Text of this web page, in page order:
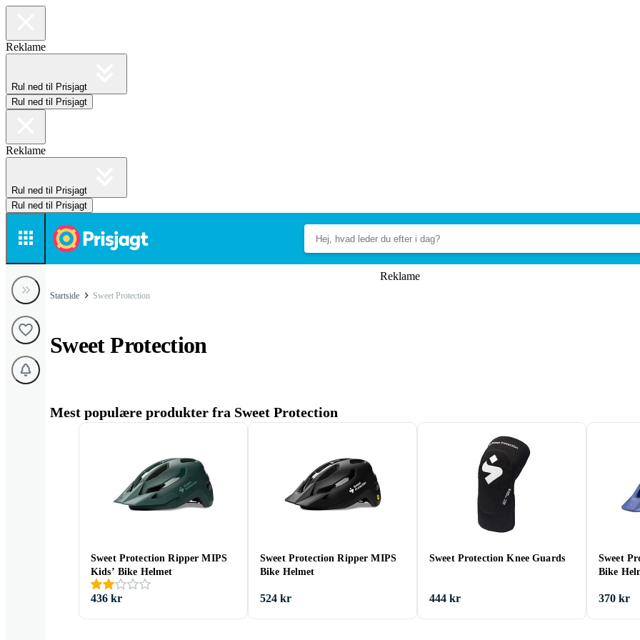
Reklame
Rul ned til Prisjagt
Rul ned til Prisjagt
Reklame
Rul ned til Prisjagt
Rul ned til Prisjagt
Reklame
Startside Sweet Protection
Sweet Protection
Mest populære produkter fra Sweet Protection
Sweet Protection Ripper MIPS
Kids’ Bike Helmet
436 kr
Sweet Protection Ripper MIPS
Bike Helmet
524 kr
Sweet Protection Knee Guards
444 kr
Sweet
Bike
370 kr